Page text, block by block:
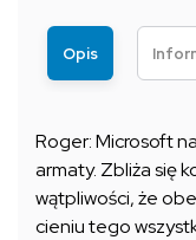
Opis
Roger: Microsoft
armaty. Zbliża się
wątpliwości, że
cieniu tego